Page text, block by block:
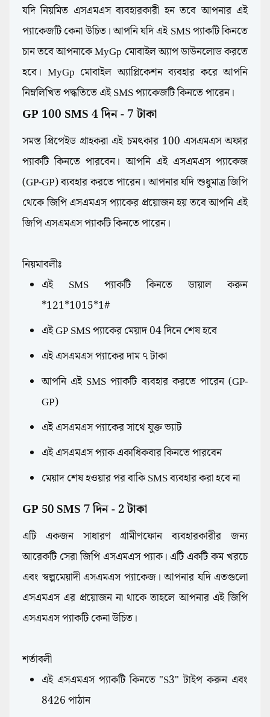
যদি নিয়মিত এসএমএস ব্যবহারকারী হন তবে আপনার এই
প্যাকেজটি কেনা উচিত। আপনি যদি এই SMS প্যাকটি কিনতে
চান তবে আপনাকে MyGp মোবাইল অ্যাপ ডাউনলোড করতে
হবে। MyGp মোবাইল অ্যাপ্লিকেশন ব্যবহার করে আপনি
নিম্নলিখিত পদ্ধতিতে এই SMS প্যাকেজটি কিনতে পারেন।
Telecom
GP 100 SMS 4 দিন - 7 টাকা
সমস্ত প্রিপেইড গ্রাহকরা এই চমৎকার 100 এসএমএস অফার
প্যাকটি কিনতে পারবেন। আপনি এই এসএমএস প্যাকেজ
(GP-GP) ব্যবহার করতে পারেন। আপনার যদি শুধুমাত্র জিপি
থেকে জিপি এসএমএস প্যাকের প্রয়োজন হয় তবে আপনি এই
জিপি এসএমএস প্যাকটি কিনতে পারেন।
নিয়মাবলীঃ
এই SMS প্যাকটি কিনতে ডায়াল করুন
*121*1015*1#
এই GP SMS প্যাকের মেয়াদ 04 দিনে শেষ হবে
এই এসএমএস প্যাকের দাম ৭ টাকা
আপনি এই SMS প্যাকটি ব্যবহার করতে পারেন (GP-
GP)
এই এসএমএস প্যাকের সাথে যুক্ত ভ্যাট
এই এসএমএস প্যাক একাধিকবার কিনতে পারবেন
মেয়াদ শেষ হওয়ার পর বাকি SMS ব্যবহার করা হবে না
GP 50 SMS 7 দিন - 2 টাকা
এটি একজন সাধারণ গ্রামীণফোন ব্যবহারকারীর জন্য
আরেকটি সেরা জিপি এসএমএস প্যাক। এটি একটি কম খরচে
এবং স্বল্পমেয়াদী এসএমএস প্যাকেজ। আপনার যদি এতগুলো
এসএমএস এর প্রয়োজন না থাকে তাহলে আপনার এই জিপি
এসএমএস প্যাকটি কেনা উচিত।
শর্তাবলী
এই এসএমএস প্যাকটি কিনতে "S3" টাইপ করুন এবং
8426 পাঠান